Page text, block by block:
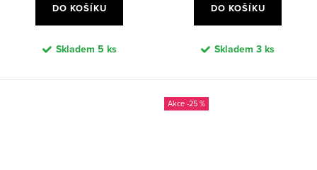
DO KOŠÍKU
Skladem 5 ks
DO KOŠÍKU
Skladem 3 ks
-25 %